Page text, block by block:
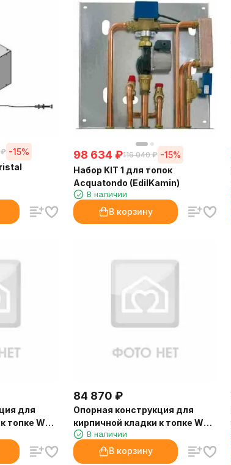
₽ -15%
98 634 ₽116 040 ₽ -15%
Набор KIT 1 для топок
Acquatondo (EdilKamin)
В наличии
В корзину
для
топке WT
84 870 ₽
Опорная конструкция для
кирпичной кладки к топке WT
78 Corner Left (Palazzetti)
В наличии
В корзину